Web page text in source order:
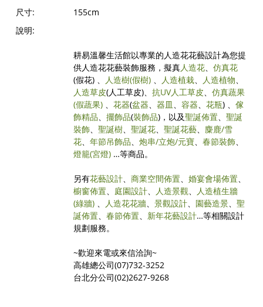
尺寸:
155cm
說明:
耕易溫馨生活館以專業的人造花花藝設計為您提
供人造花花藝裝飾服務，擬真人造花、仿真花
(假花) 、 人造樹(假樹) 、 人造植栽、 人造植物、
人造草皮(人工草皮)、抗UV人工草皮、仿真蔬果
(假蔬果) 、花器(盆器、器皿、容器、花瓶) 、傢
飾精品、擺飾品(裝飾品)，以及聖誕佈置、聖誕
裝飾、聖誕樹、聖誕花、聖誕花藝、 麋鹿/雪
花、年節吊飾品、炮串/立炮/元寶、春節裝飾、
燈籠(宮燈) …等商品。
另有花藝設計、商業空間佈置、婚宴會場佈置、
櫥窗佈置、 庭園設計、 人造景觀、 人造植生牆
(綠牆) 、 人造花花牆、景觀設計、 園藝造景、聖
誕佈置、春節佈置、 新年花藝設計…等相關設計
規劃服務。
~歡迎來電或來信洽詢~
高雄總公司(07)732-3252
台北分公司(02)2627-9268